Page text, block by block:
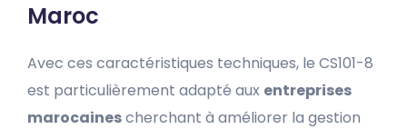
Maroc
Avec ces caractéristiques techniques, le CS101-8
est particulièrement adapté aux entreprises
marocainescherchant à améliorer la gestion